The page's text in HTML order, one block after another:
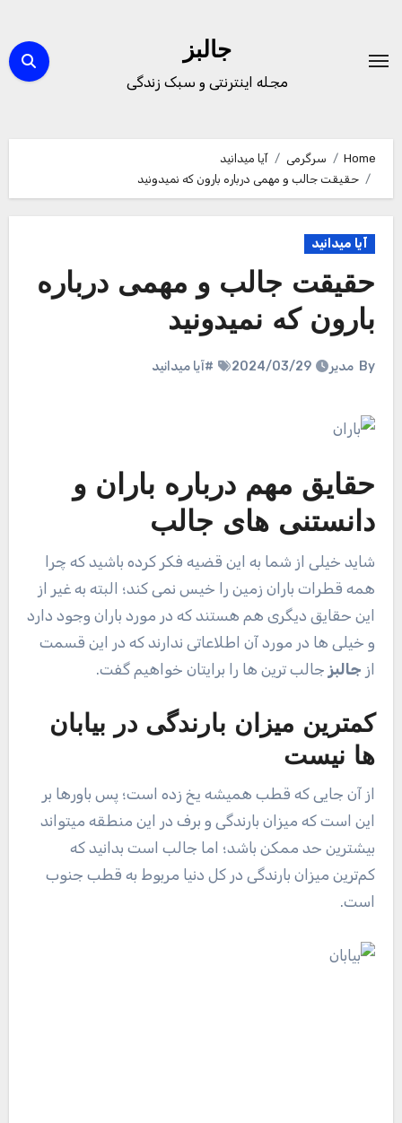
content
جالبز
مجله اینترنتی و سبک زندگی
Home سرگرمی
آیا میدانید
حقیقت جالب و مهمی درباره بارون که نمیدونید
آیا میدانید
حقیقت جالب و مهمی درباره
بارون که نمیدونید
By مدیر 2024/03/29 #آیا میدانید
حقایق مهم درباره باران و
دانستنی های جالب
شاید خیلی از شما به این قضیه فکر کرده باشید که چرا
همه قطرات باران زمین را خیس نمی‌ کند؛ البته به غیر از
این حقایق دیگری هم هستند که در مورد باران وجود دارد
و خیلی ها در مورد آن اطلاعاتی ندارند که در این قسمت
از جالبز جالب ترین ها را برایتان خواهیم گفت.
کمترین میزان بارندگی در بیابان
ها نیست
از آن جایی که قطب همیشه یخ زده است؛ پس باورها بر
این است که میزان بارندگی و برف در این منطقه میتواند
بیشترین حد ممکن باشد؛ اما جالب است بدانید که
کم‌ترین میزان بارندگی در کل دنیا مربوط به قطب جنوب
است.